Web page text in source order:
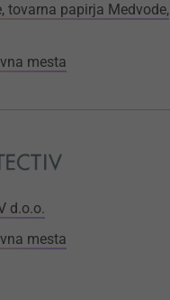
tovarna papirja Medvode,
mesta
d.o.o.
mesta